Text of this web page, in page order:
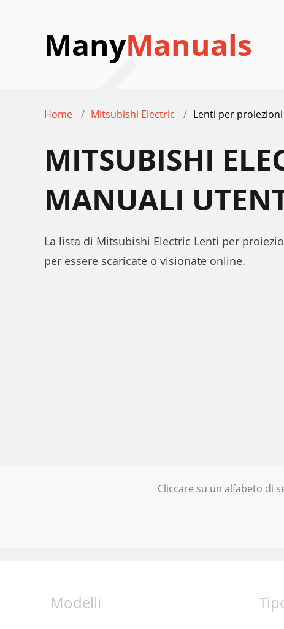
ManyManuals
Home Mitsubishi Electric Lenti per proiezioni
MITSUBISHI
MANUALI
La lista di Mitsubishi Electric Lenti per
per essere scaricate o visionate online.
Cliccare su un alfabeto di
Modelli